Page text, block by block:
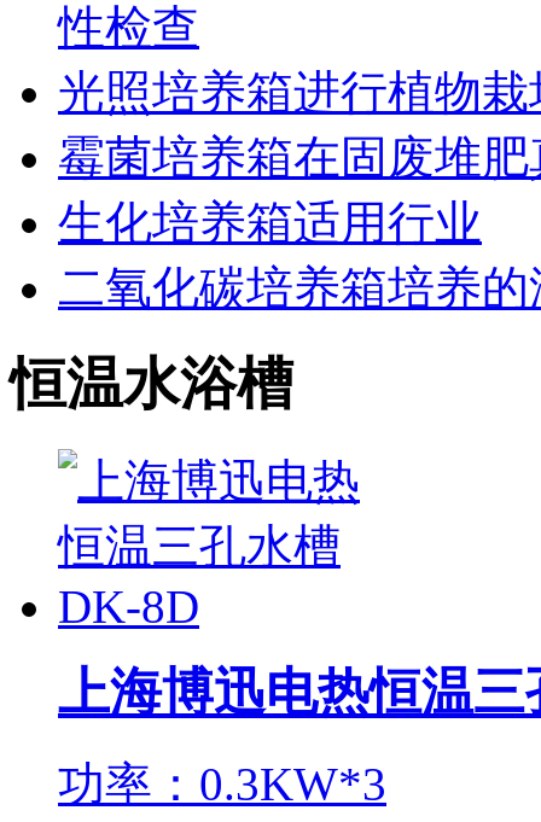
性检查
光照培养箱进行植物
霉菌培养箱在固废堆
生化培养箱适用行业
二氧化碳培养箱培养
恒温水浴槽
上海博迅电热恒温
功率：0.3KW*3